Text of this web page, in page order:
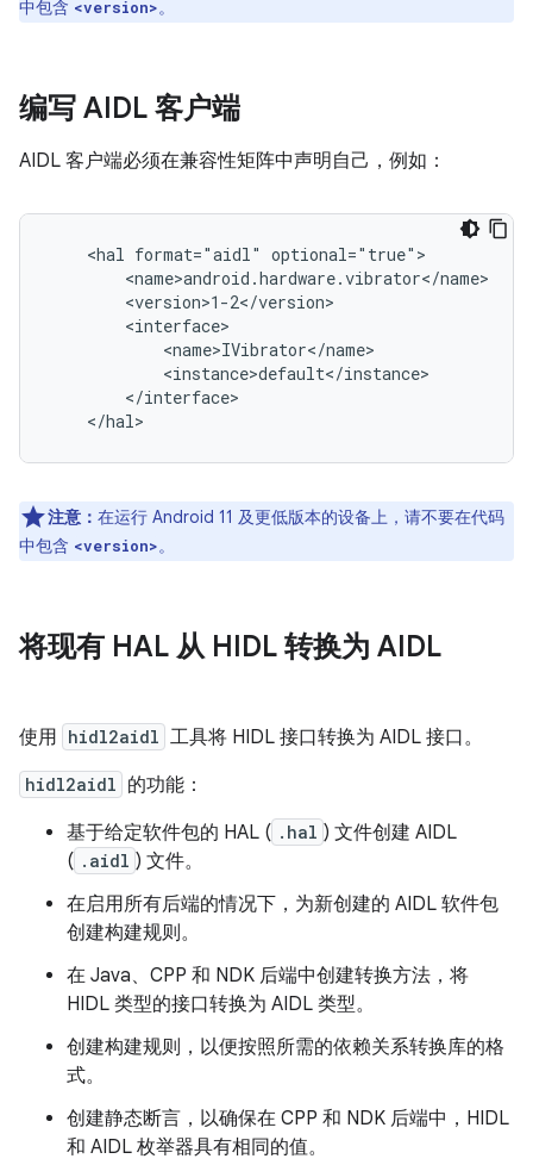
中包含 <version>。
编写 AIDL 客户端
AIDL 客户端必须在兼容性矩阵中声明自己，例如：
    <hal format="aidl" optional="true">
        <name>android.hardware.vibrator</name>
        <version>1-2</version>
        <interface>
            <name>IVibrator</name>
            <instance>default</instance>
        </interface>
注意： 在运行 Android 11 及更低版本的设备上，请不要在代码
中包含 <version>。
将现有 HAL 从 HIDL 转换为 AIDL
使用 hidl2aidl 工具将 HIDL 接口转换为 AIDL 接口。
hidl2aidl 的功能：
基于给定软件包的 HAL ( .hal ) 文件创建 AIDL
( .aidl ) 文件。
在启用所有后端的情况下，为新创建的 AIDL 软件包
创建构建规则。
在 Java、CPP 和 NDK 后端中创建转换方法，将
HIDL 类型的接口转换为 AIDL 类型。
创建构建规则，以便按照所需的依赖关系转换库的格
式。
创建静态断言，以确保在 CPP 和 NDK 后端中，HIDL
和 AIDL 枚举器具有相同的值。